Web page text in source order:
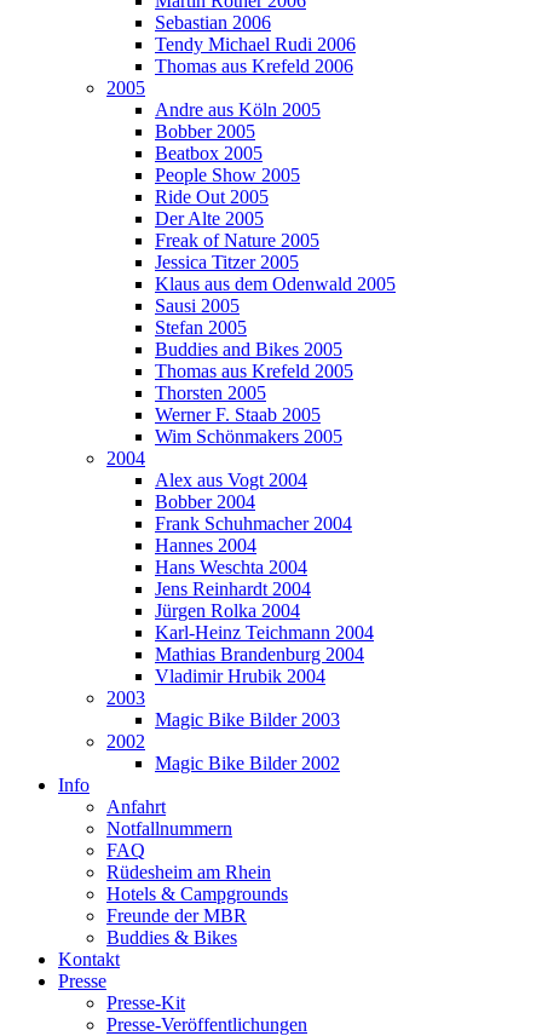
Sebastian 2006
Tendy Michael Rudi 2006
Thomas aus Krefeld 2006
2005
Andre aus Köln 2005
Bobber 2005
Beatbox 2005
People Show 2005
Ride Out 2005
Der Alte 2005
Freak of Nature 2005
Jessica Titzer 2005
Klaus aus dem Odenwald 2005
Sausi 2005
Stefan 2005
Buddies and Bikes 2005
Thomas aus Krefeld 2005
Thorsten 2005
Werner F. Staab 2005
Wim Schönmakers 2005
2004
Alex aus Vogt 2004
Bobber 2004
Frank Schuhmacher 2004
Hannes 2004
Hans Weschta 2004
Jens Reinhardt 2004
Jürgen Rolka 2004
Karl-Heinz Teichmann 2004
Mathias Brandenburg 2004
Vladimir Hrubik 2004
2003
Magic Bike Bilder 2003
2002
Magic Bike Bilder 2002
Info
Anfahrt
Notfallnummern
FAQ
Rüdesheim am Rhein
Hotels & Campgrounds
Freunde der MBR
Buddies & Bikes
Kontakt
Presse
Presse-Kit
Presse-Veröffentlichungen